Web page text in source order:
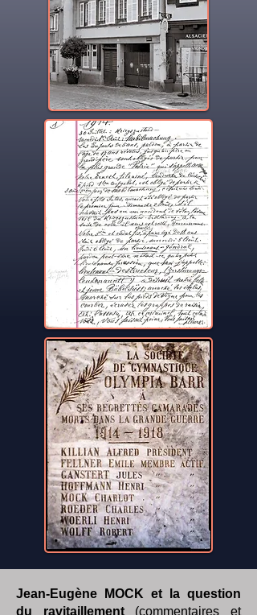
Barr 1914-1918
Jean-Eugène MOCK et la question
du ravitaillement (commentaires et